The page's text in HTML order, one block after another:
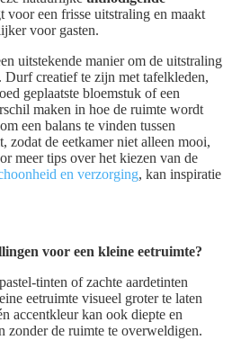
voor een frisse uitstraling en maakt
voor gasten.
uitstekende manier om de uitstraling
Durf creatief te zijn met tafelkleden,
geplaatste bloemstuk of een
maken in hoe de ruimte wordt
een balans te vinden tussen
zodat de eetkamer niet alleen mooi,
meer tips over het kiezen van de
en verzorging, kan inspiratie
voor een kleine eetruimte?
tinten of zachte aardetinten
eetruimte visueel groter te laten
accentkleur kan ook diepte en
zonder de ruimte te overweldigen.